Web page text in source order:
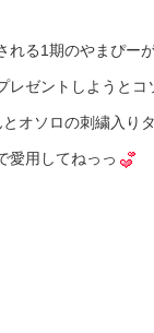
れる1期のやまぴー
レゼントしようと
オソロの刺繍入り
愛用してねっっ